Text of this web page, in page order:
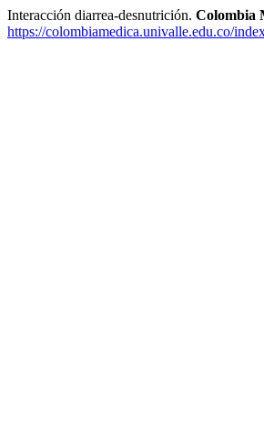
Interacción diarrea-desnutrición. Colombia
https://colombiamedica.univalle.edu.co/